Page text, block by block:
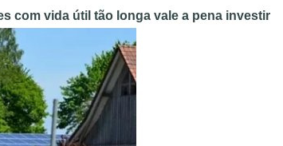
com vida útil tão longa vale a pena investir